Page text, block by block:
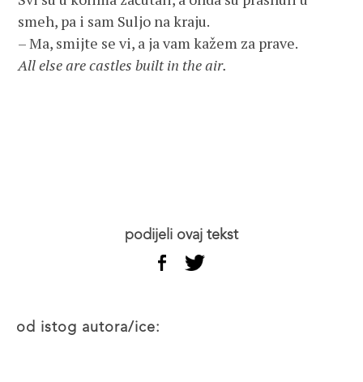
smeh, pa i sam Suljo na kraju.
– Ma, smijte se vi, a ja vam kažem za prave.
All else are castles built in the air.
podijeli ovaj tekst
od istog autora/ice: